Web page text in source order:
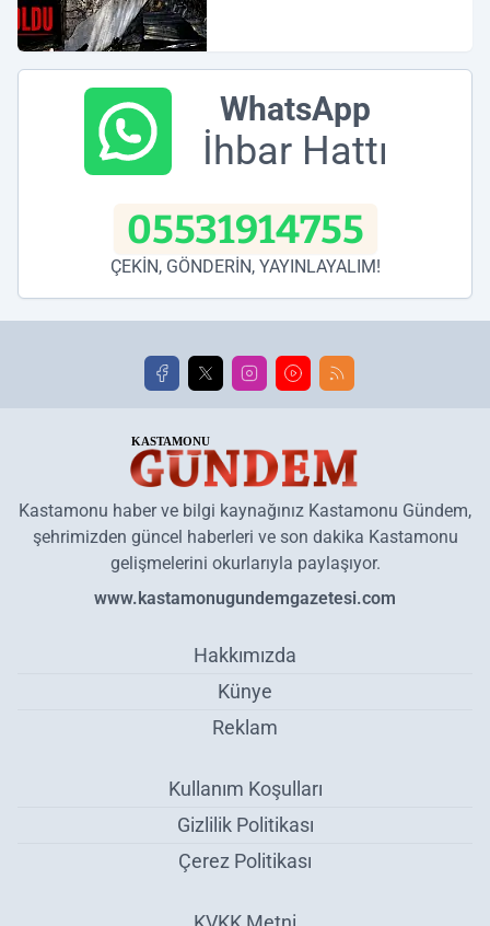
WhatsApp
İhbar Hattı
05531914755
ÇEKİN, GÖNDERİN, YAYINLAYALIM!
Kastamonu haber ve bilgi kaynağınız Kastamonu Gündem,
şehrimizden güncel haberleri ve son dakika Kastamonu
gelişmelerini okurlarıyla paylaşıyor.
www.kastamonugundemgazetesi.com
Hakkımızda
Künye
Reklam
Kullanım Koşulları
Gizlilik Politikası
Çerez Politikası